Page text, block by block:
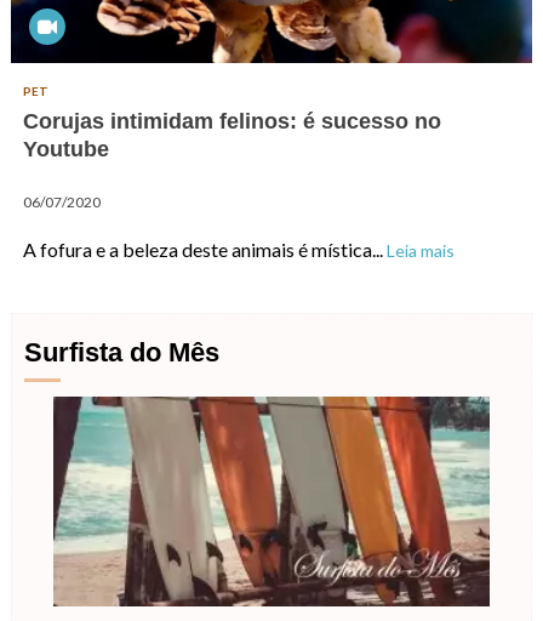
PET
Corujas intimidam felinos: é sucesso no
Youtube
06/07/2020
A fofura e a beleza deste animais é mística...Leia mais
Surfista do Mês